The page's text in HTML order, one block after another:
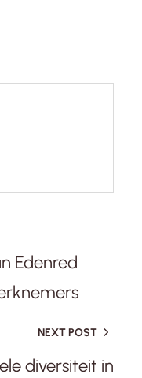
Edenred
NEXT POST
diversiteit in